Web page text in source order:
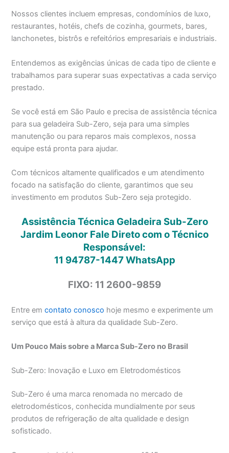
Nossos clientes incluem empresas, condomínios de luxo,
restaurantes, hotéis, chefs de cozinha, gourmets, bares,
lanchonetes, bistrôs e refeitórios empresariais e industriais.
Entendemos as exigências únicas de cada tipo de cliente e
trabalhamos para superar suas expectativas a cada serviço
prestado.
Se você está em São Paulo e precisa de assistência técnica
para sua geladeira Sub-Zero, seja para uma simples
manutenção ou para reparos mais complexos, nossa
equipe está pronta para ajudar.
Com técnicos altamente qualificados e um atendimento
focado na satisfação do cliente, garantimos que seu
investimento em produtos Sub-Zero seja protegido.
Assistência Técnica Geladeira Sub-Zero
Jardim Leonor Fale Direto com o Técnico
Responsável:
11 94787-1447WhatsApp
FIXO: 11 2600-9859
Entre emcontato conosco hoje mesmo e experimente um
serviço que está à altura da qualidade Sub-Zero.
Um Pouco Mais sobre a Marca Sub-Zero no Brasil
Sub-Zero: Inovação e Luxo em Eletrodomésticos
Sub-Zero é uma marca renomada no mercado de
eletrodomésticos, conhecida mundialmente por seus
produtos de refrigeração de alta qualidade e design
sofisticado.